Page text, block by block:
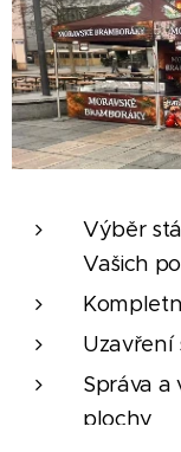
Výběr
Vašich
Uzavření
Správa
plochy